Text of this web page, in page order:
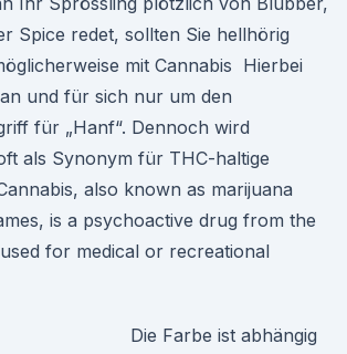
Spice redet, sollten Sie hellhörig
mit Cannabis Hierbei
und für sich nur um den
für „Hanf“. Dennoch wird
als Synonym für THC-haltige
also known as marijuana
is a psychoactive drug from the
for medical or recreational
Die Farbe ist abhängig